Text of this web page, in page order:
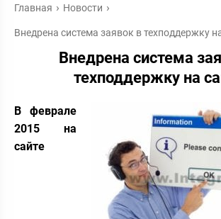
Главная Новости
Внедрена система заявок в техподдержку
Внедрена система
техподдержку на
В феврале
2015 на
сайте